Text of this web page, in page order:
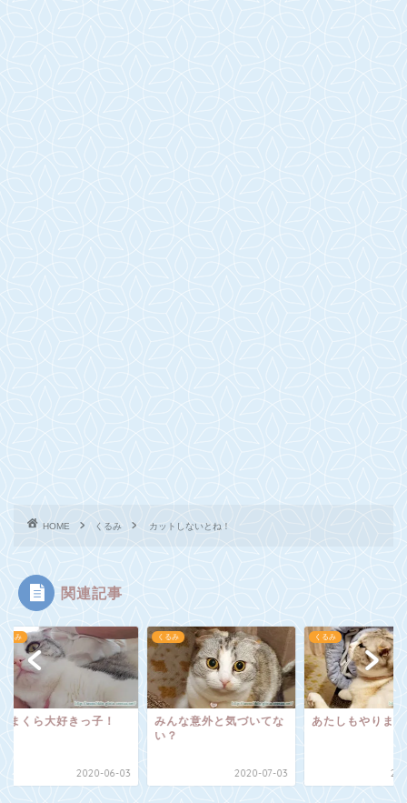
HOME くるみ カットしないとね！
関連記事
くら大好きっ子！
2020-06-03
くるみ
みんな意外と気づいてな
い？
2020-07-03
くるみ
あたしもやりますか
2020-